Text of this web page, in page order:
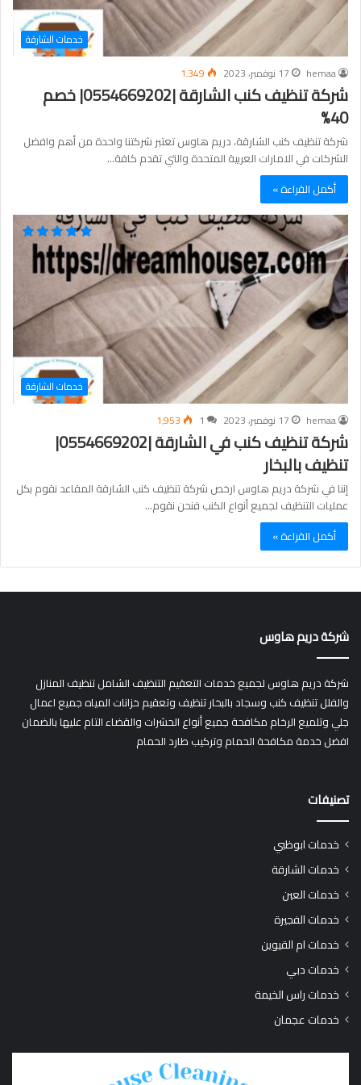
خدمات الشارقة
hemaa
17 نوفمبر، 2023 1٬349
شركة تنظيف كنب الشارقة |0554669202| خصم
40%
شركة تنظيف كنب الشارقة، دريم هاوس تعتبر شركتنا واحدة من أهم وافضل
الشركات في الامارات العربية المتحدة والتي تقدم كافة…
أكمل القراءة »
خدمات الشارقة
hemaa
17 نوفمبر، 2023 1 1٬953
شركة تنظيف كنب في الشارقة |0554669202|
تنظيف بالبخار
إننا في شركة دريم هاوس ارخص شركة تنظيف كنب الشارقة المقاعد نقوم بكل
عمليات التنظيف لجميع أنواع الكنب فنحن نقوم…
أكمل القراءة »
شركة دريم هاوس
شركة دريم هاوس لجميع خدمات التعقيم التنظيف الشامل تنظيف المنازل
والفلل تنظيف كنب وسجاد بالبخار تنظيف وتعقيم خزانات المياه جميع اعمال
جلي وتلميع الرخام مكافحة جميع أنواع الحشرات والقضاء التام عليها بالضمان
افضل خدمة مكافحة الحمام وتركيب طارد الحمام
تصنيفات
خدمات ابوظبي
خدمات الشارقة
خدمات العين
خدمات الفجيرة
خدمات ام القيوين
خدمات دبي
خدمات راس الخيمة
خدمات عجمان